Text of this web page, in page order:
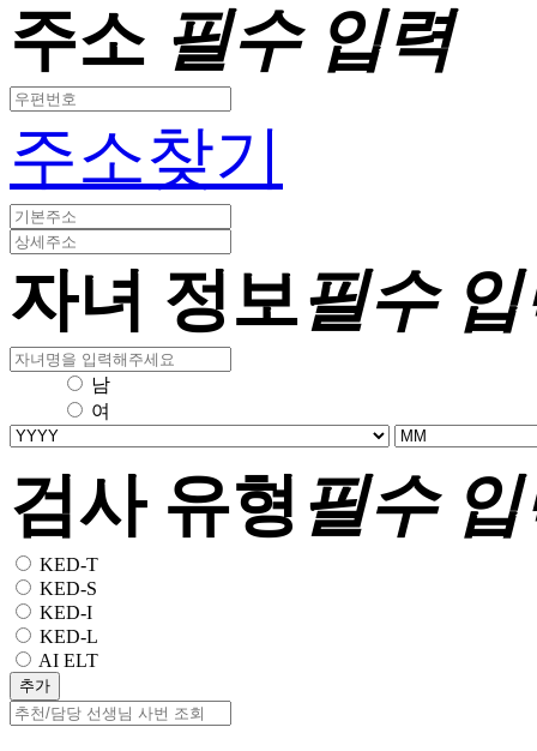
주소 필수 입력
주소찾기
자녀 정보필수
남
여
검사 유형 필수
KED-T
KED-S
KED-I
KED-L
AI ELT
추가